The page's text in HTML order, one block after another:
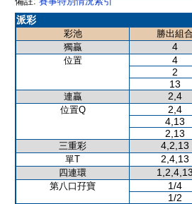
派彩
彩池 勝出組
獨贏
4
位置 4
2
13
連贏 2,4
位置Q 2,4
4,13
2,13
三重彩 4,2,13
單T 2,4,13
四連環 1,2,4,13
第八口孖寶 1/4
1/2